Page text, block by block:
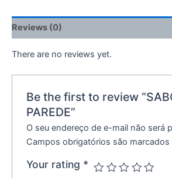
Reviews (0)
There are no reviews yet.
Be the first to review
PAREDE”
O seu endereço de e-mail não será
Campos obrigatórios são marcados
Your rating *